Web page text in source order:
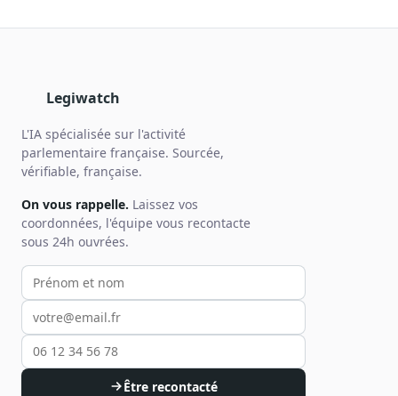
Legiwatch
L'IA spécialisée sur l'activité
parlementaire française. Sourcée,
vérifiable, française.
On vous rappelle. Laissez vos
coordonnées, l'équipe vous recontacte
sous 24h ouvrées.
Votre prénom et nom
Votre email
Votre téléphone
Être recontacté